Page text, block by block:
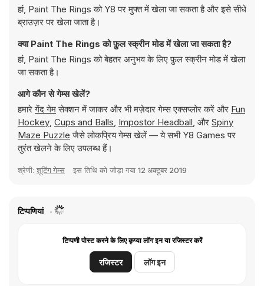
हां, Paint The Rings को Y8 पर मुफ्त में खेला जा सकता है और इसे सीधे
ब्राउज़र पर खेला जाता है।
क्या Paint The Rings को फ़ुल स्क्रीन मोड में खेला जा सकता है?
हां, Paint The Rings को बेहतर अनुभव के लिए फ़ुल स्क्रीन मोड में खेला
जा सकता है।
आगे कौन से गेम्स खेलें?
हमारेगेंद गेमसेक्शन में जाकर और भी मज़ेदार गेम्स एक्सप्लोर करें और Fun
Hockey, Cups and Balls, Impostor Headball, और Spiny
Maze Puzzle जैसे लोकप्रिय गेम्स खेलें — ये सभी Y8 Games पर
तुरंत खेलने के लिए उपलब्ध हैं।
श्रेणी: शूटिंग गेम्स इस तिथि को जोड़ा गया 12 अक्टूबर 2019
टिप्पणियां
टिप्पणी पोस्ट करने के लिए कृप्या लॉग इन या रजिस्टर करें
रजिस्टर लॉग इन